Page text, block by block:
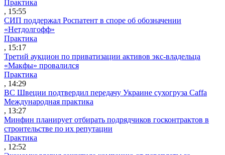
Практика
, 15:55
СИП поддержал Роспатент в споре об обозначении
«Нетдолгофф»
Практика
, 15:17
Третий аукцион по приватизации активов экс-владельца
«Макфы» провалился
Практика
, 14:29
ВС Швеции подтвердил передачу Украине сухогруза Caffa
Международная практика
, 13:27
Минфин планирует отбирать подрядчиков госконтрактов в
строительстве по их репутации
Практика
, 12:52